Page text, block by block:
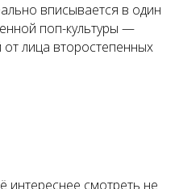
вписывается в один
поп-культуры —
лица второстепенных
интереснее смотреть не